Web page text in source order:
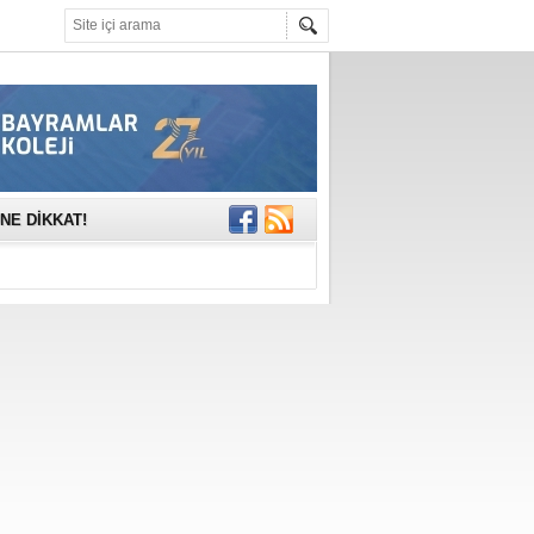
anlamlı
DİKKAT!